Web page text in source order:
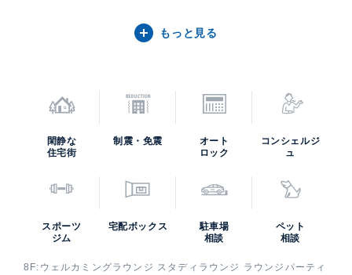
央に建つ「パークタワー勝どきミッド」が地上45階地下
2階で清水建設による設計施工。敷地東南の「パークタ
3階で鹿島建設による設計施工。同一敷地内で2社のゼネ
コンが技術を尽くした建物です。いずれも水に浮かぶダ
かな曲線を描くデザインです。
敷地にはバーベキューガーデンやショッピングデッキを
囲むように植栽が植えられており、2つのタワーの中心
もっと見る
閑静な
住宅街
制震・免震
オート
ロック
コンシェルジ
ュ
スポーツ
ジム
宅配ボックス
駐車場
相談
ペット
相談
8F:ウェルカミングラウンジ スタディラウンジ ラウンジパーティ